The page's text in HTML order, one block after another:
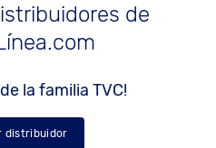
de
la familia TVC!
distribuidor